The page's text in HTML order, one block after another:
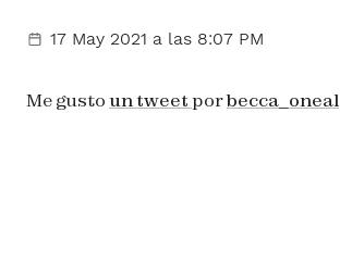
17 May 2021 a las 8:07 PM
Me gusto un tweet porbecca_oneal